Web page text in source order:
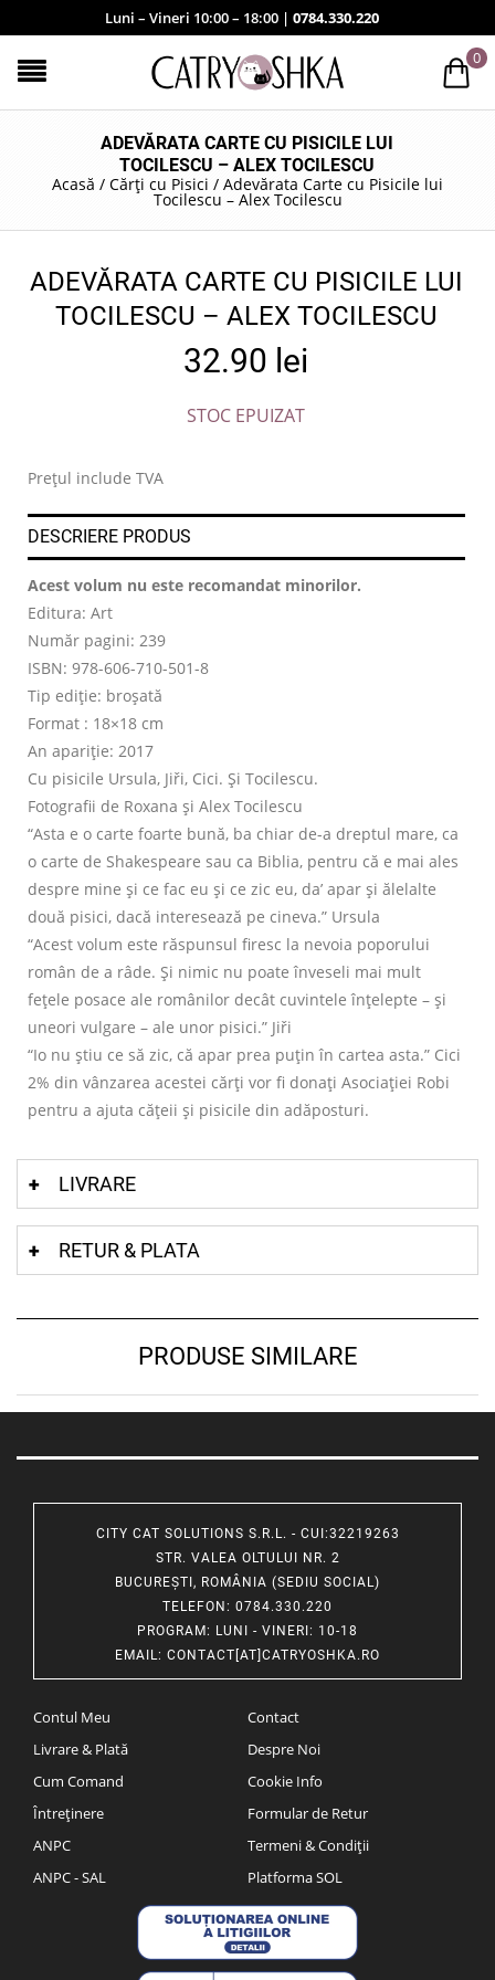
Luni – Vineri 10:00 – 18:00 | 0784.330.220
0
ADEVĂRATA CARTE CU PISICILE LUI
TOCILESCU – ALEX TOCILESCU
Acasă / Cărți cu Pisici / Adevărata Carte cu Pisicile lui
Tocilescu – Alex Tocilescu
ADEVĂRATA CARTE CU PISICILE LUI
TOCILESCU – ALEX TOCILESCU
32.90 lei
STOC EPUIZAT
Prețul include TVA
DESCRIERE PRODUS
Acest volum nu este recomandat minorilor.
Editura: Art
Număr pagini: 239
ISBN: 978-606-710-501-8
Tip ediție: broșată
Format : 18×18 cm
An apariție: 2017
Cu pisicile Ursula, Jiři, Cici. Și Tocilescu.
Fotografii de Roxana și Alex Tocilescu
“Asta e o carte foarte bună, ba chiar de-a dreptul mare, ca
o carte de Shakespeare sau ca Biblia, pentru că e mai ales
despre mine și ce fac eu și ce zic eu, da’ apar și ălelalte
două pisici, dacă interesează pe cineva.” Ursula
“Acest volum este răspunsul firesc la nevoia poporului
român de a râde. Și nimic nu poate înveseli mai mult
fețele posace ale românilor decât cuvintele înțelepte – și
uneori vulgare – ale unor pisici.” Jiři
“Io nu știu ce să zic, că apar prea puțin în cartea asta.” Cici
2% din vânzarea acestei cărți vor fi donați Asociației Robi
pentru a ajuta cățeii și pisicile din adăposturi.
LIVRARE
RETUR & PLATA
PRODUSE SIMILARE
CITY CAT SOLUTIONS S.R.L. - CUI:32219263
STR. VALEA OLTULUI NR. 2
BUCUREȘTI, ROMÂNIA (SEDIU SOCIAL)
TELEFON : 0784.330.220
PROGRAM: LUNI - VINERI: 10-18
EMAIL: CONTACT[AT]CATRYOSHKA.RO
Contul Meu
Livrare & Plată
Cum Comand
Întreținere
ANPC
ANPC - SAL
Contact
Despre Noi
Cookie Info
Formular de Retur
Termeni & Condiții
Platforma SOL